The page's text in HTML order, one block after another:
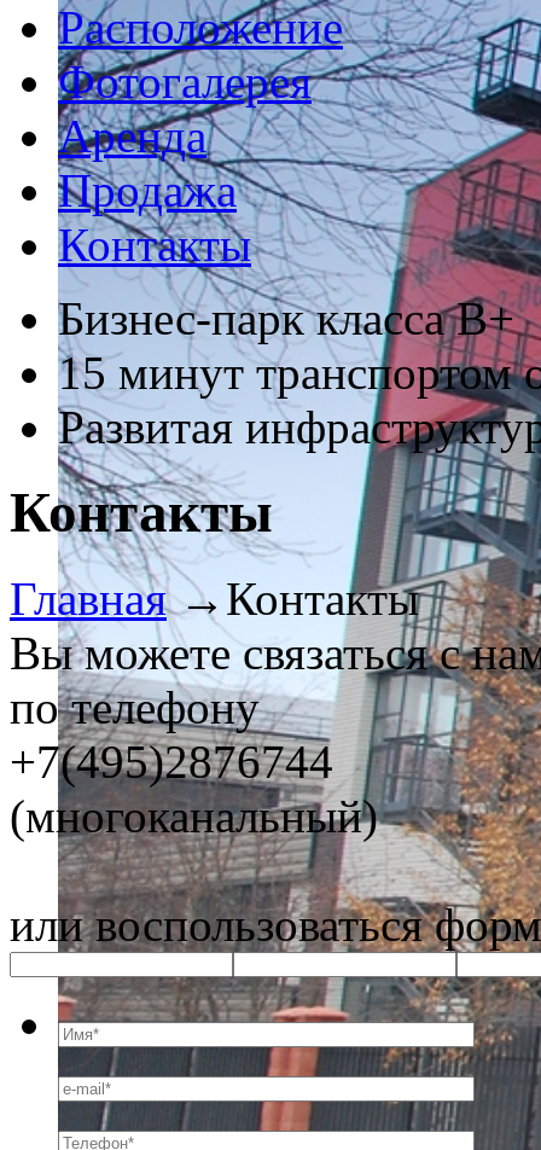
Расположение
Фотогалерея
Аренда
Продажа
Контакты
Бизнес-парк класса В+
15 минут транспортом
Развитая
Контакты
Главная → Контакты
Вы можете связаться с
по телефону
+7(495)2876744
(многоканальный)
или воспользоваться